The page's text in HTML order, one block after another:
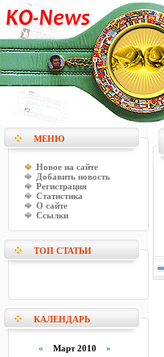
МЕНЮ
Новое на сайте
Добавить новость
Регистрация
Статистика
О сайте
Ссылки
ТОП СТАТЬИ
КАЛЕНДАРЬ
« Март 2010 »